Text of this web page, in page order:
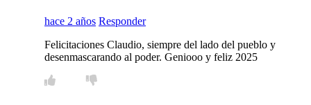
hace 2 años Responder
Felicitaciones Claudio, siempre del lado del pueblo y
desenmascarando al poder. Geniooo y feliz 2025